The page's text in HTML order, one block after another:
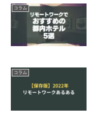
コラム
コラム